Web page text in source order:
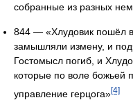
собранные из разных
844 — «Хлудовик пошёл
замышляли измену, и
Гостомысл погиб, и
которые по воле божьей
управление герцога»[4]